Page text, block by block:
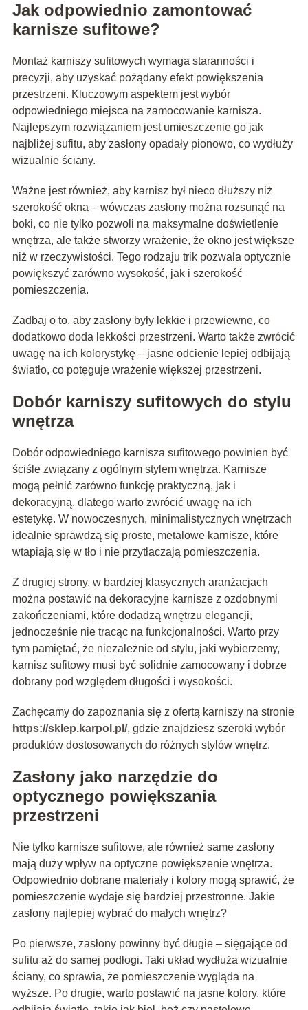
Jak odpowiednio zamontować
karnisze sufitowe?
Montaż karniszy sufitowych wymaga staranności i
precyzji, aby uzyskać pożądany efekt powiększenia
przestrzeni. Kluczowym aspektem jest wybór
odpowiedniego miejsca na zamocowanie karnisza.
Najlepszym rozwiązaniem jest umieszczenie go jak
najbliżej sufitu, aby zasłony opadały pionowo, co wydłuży
wizualnie ściany.
Ważne jest również, aby karnisz był nieco dłuższy niż
szerokość okna – wówczas zasłony można rozsunąć na
boki, co nie tylko pozwoli na maksymalne doświetlenie
wnętrza, ale także stworzy wrażenie, że okno jest większe
niż w rzeczywistości. Tego rodzaju trik pozwala optycznie
powiększyć zarówno wysokość, jak i szerokość
pomieszczenia.
Zadbaj o to, aby zasłony były lekkie i przewiewne, co
dodatkowo doda lekkości przestrzeni. Warto także zwrócić
uwagę na ich kolorystykę – jasne odcienie lepiej odbijają
światło, co potęguje wrażenie większej przestrzeni.
Dobór karniszy sufitowych do stylu
wnętrza
Dobór odpowiedniego karnisza sufitowego powinien być
ściśle związany z ogólnym stylem wnętrza. Karnisze
mogą pełnić zarówno funkcję praktyczną, jak i
dekoracyjną, dlatego warto zwrócić uwagę na ich
estetykę. W nowoczesnych, minimalistycznych wnętrzach
idealnie sprawdzą się proste, metalowe karnisze, które
wtapiają się w tło i nie przytłaczają pomieszczenia.
Z drugiej strony, w bardziej klasycznych aranżacjach
można postawić na dekoracyjne karnisze z ozdobnymi
zakończeniami, które dodadzą wnętrzu elegancji,
jednocześnie nie tracąc na funkcjonalności. Warto przy
tym pamiętać, że niezależnie od stylu, jaki wybierzemy,
karnisz sufitowy musi być solidnie zamocowany i dobrze
dobrany pod względem długości i wysokości.
Zachęcamy do zapoznania się z ofertą karniszy na stronie
https://sklep.karpol.pl/, gdzie znajdziesz szeroki wybór
produktów dostosowanych do różnych stylów wnętrz.
Zasłony jako narzędzie do
optycznego powiększania
przestrzeni
Nie tylko karnisze sufitowe, ale również same zasłony
mają duży wpływ na optyczne powiększenie wnętrza.
Odpowiednio dobrane materiały i kolory mogą sprawić, że
pomieszczenie wydaje się bardziej przestronne. Jakie
zasłony najlepiej wybrać do małych wnętrz?
Po pierwsze, zasłony powinny być długie – sięgające od
sufitu aż do samej podłogi. Taki układ wydłuża wizualnie
ściany, co sprawia, że pomieszczenie wygląda na
wyższe. Po drugie, warto postawić na jasne kolory, które